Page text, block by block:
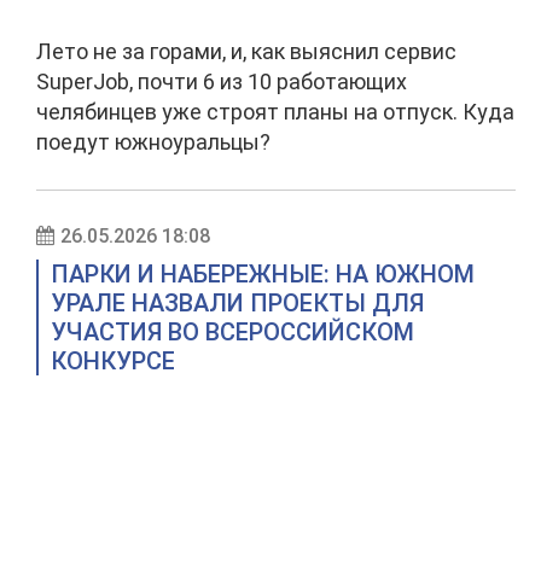
Лето не за горами, и, как выяснил сервис
SuperJob, почти 6 из 10 работающих
челябинцев уже строят планы на отпуск. Куда
поедут южноуральцы?
26.05.2026 18:08
ПАРКИ И НАБЕРЕЖНЫЕ: НА ЮЖНОМ
УРАЛЕ НАЗВАЛИ ПРОЕКТЫ ДЛЯ
УЧАСТИЯ ВО ВСЕРОССИЙСКОМ
КОНКУРСЕ